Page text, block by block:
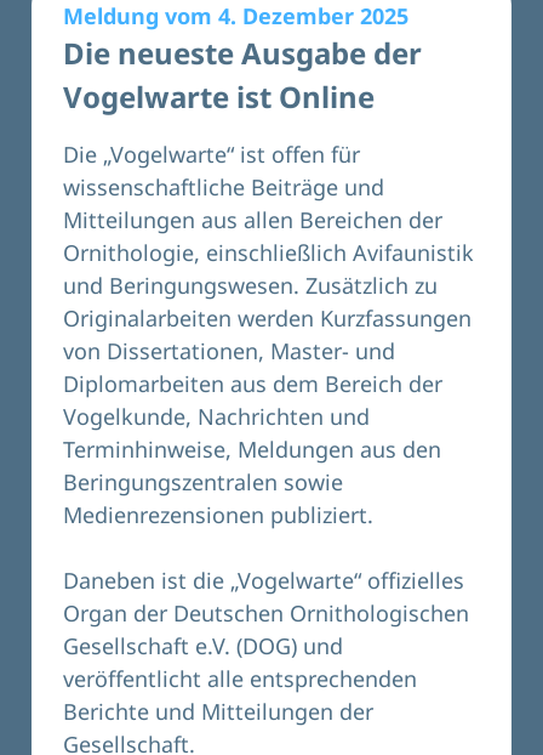
Meldung vom 4. Dezember 2025
Die neueste Ausgabe der
Vogelwarte ist Online
Die „Vogelwarte“ ist offen für
wissenschaftliche Beiträge und
Mitteilungen aus allen Bereichen der
Ornithologie, einschließlich Avifaunistik
und Beringungswesen. Zusätzlich zu
Originalarbeiten werden Kurzfassungen
von Dissertationen, Master- und
Diplomarbeiten aus dem Bereich der
Vogelkunde, Nachrichten und
Terminhinweise, Meldungen aus den
Beringungszentralen sowie
Medienrezensionen publiziert.
Daneben ist die „Vogelwarte“ offizielles
Organ der Deutschen Ornithologischen
Gesellschaft e.V. (DOG) und
veröffentlicht alle entsprechenden
Berichte und Mitteilungen der
Gesellschaft.